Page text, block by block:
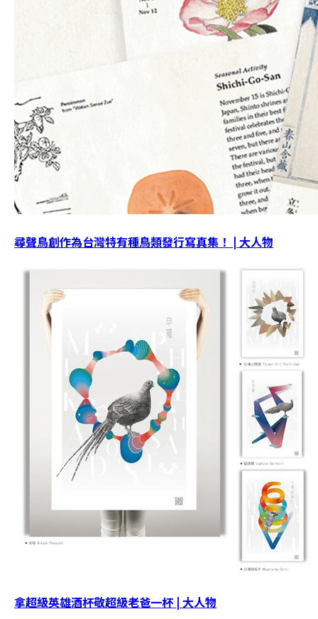
尋聲鳥創作為台灣特有種鳥類發行寫真集！ | 大人物
拿超級英雄酒杯敬超級老爸一杯 | 大人物